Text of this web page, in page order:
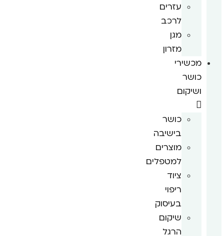
עזרים
לרכב
מגן
מזרון
מכשירי
כושר
ושיקום
כושר
בישיבה
מוצרים
למטפלים
ציוד
ריפוי
בעיסוק
שיקום
הרגל